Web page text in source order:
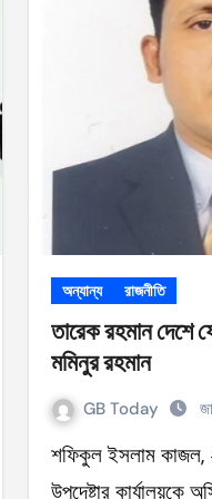
পাচ্ছে বাংলাদেশ
আরব অন্যান্য রাজনীতি
তারেক রহমান দেশে
মমিনুর রহমান
GB Today
শফিকুল ইসলাম কাজল, ২৯ জানুয়ারি ২০২৬: প্রধান
উপদেষ্টার কার্যালয়কে